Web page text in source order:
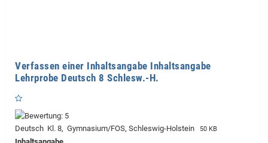
Verfassen einer Inhaltsangabe Inhaltsangabe
Lehrprobe Deutsch 8 Schlesw.-H.
Deutsch Kl. 8, Gymnasium/FOS, Schleswig-Holstein 50 KB